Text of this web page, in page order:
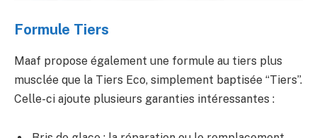
Formule Tiers
Maaf propose également une formule au tiers plus
musclée que la Tiers Eco, simplement baptisée “Tiers”.
Celle-ci ajoute plusieurs garanties intéressantes :